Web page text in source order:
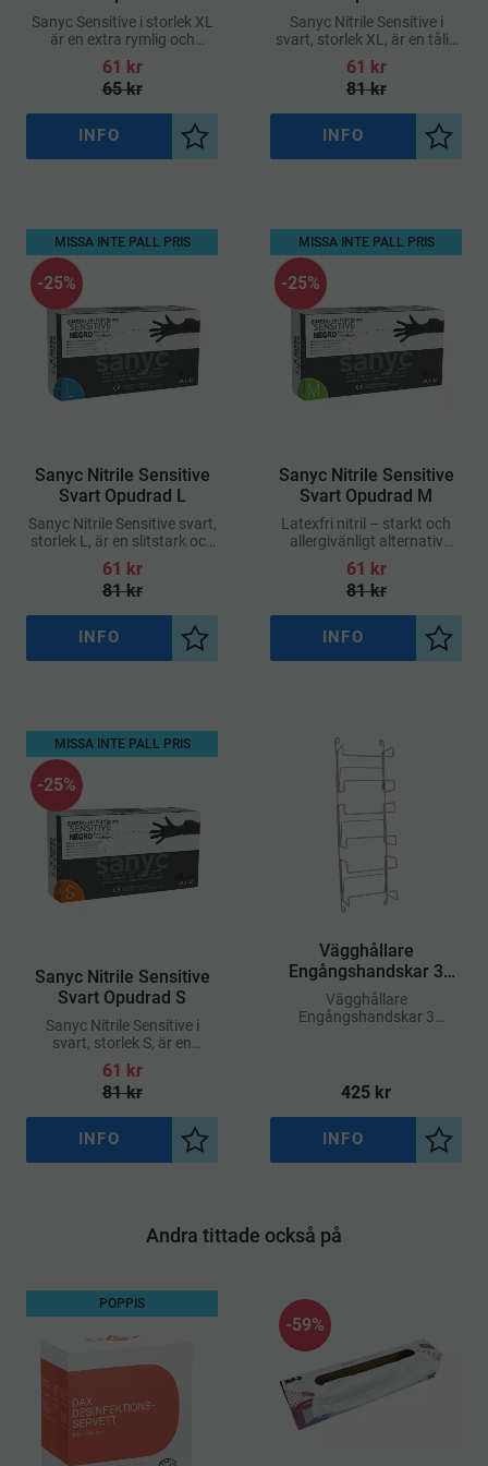
XL
Sanyc Sensitive i storlek XL
är en extra rymlig och
slitstark engångshandske i
nitril, framtagen för att
erbjuda både komfort och
61 kr
65kr
Lägg till i önskelista
INFO
Sanyc Nitrile Sensitive i
svart, storlek XL, är en tålig
och bekväm
engångshandske för dig
som behöver extra utrymme
skydd el
61 kr
81kr
Lägg
INFO
​Sanyc Nitrile Sensitive
Svart Opudrad L
Sanyc Nitrile Sensitive svart,
storlek L, är en slitstark och
opudrad engångshandske
som ger ett utmärkt skydd
mot kemikalier, vätskor och
61 kr
81kr
25%
MISSA INTE PALL PRIS
Lägg till i önskelista
INFO
​Sanyc Nitrile Sensitive
Svart Opudrad M
Latexfri nitril – starkt och
allergivänligt alternativ
Opudrad – skonsam för
känslig hud Hög känslighet
– idealisk för
61 kr
81kr
25%
MISSA INTE PALL PRIS
Lägg
INFO
​Sanyc Nitrile Sensitive
Svart Opudrad S
Sanyc Nitrile Sensitive i
svart, storlek S, är en
opudrad engångshandske
som kombinerar hög
komfort med effektivt skydd
61 kr
81kr
25%
MISSA INTE PALL PRIS
Lägg till i önskelista
INFO
Vägghållare
Engångshandskar 3
Komplett
​Vägghållare
Engångshandskar 3
425 kr
Lägg
INFO
Andra tittade också på
POPPIS
59%